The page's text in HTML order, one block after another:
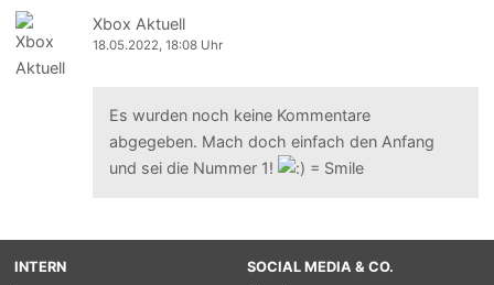
Xbox Aktuell
18.05.2022, 18:08 Uhr
Es wurden noch keine Kommentare
abgegeben. Mach doch einfach den Anfang
und sei die Nummer 1!
INTERN
SOCIAL MEDIA & CO.